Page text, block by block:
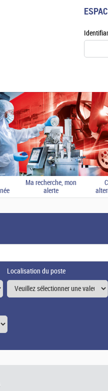
Ma recherche, mon
alerte
Localisation du poste